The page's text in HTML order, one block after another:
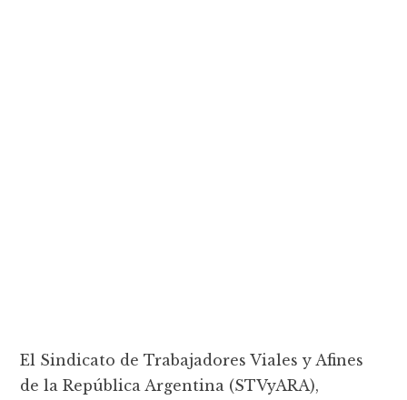
El Sindicato de Trabajadores Viales y Afines
de la República Argentina (STVyARA),